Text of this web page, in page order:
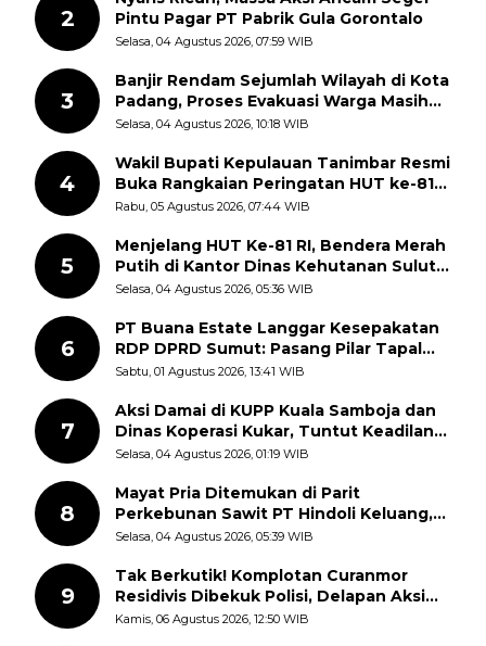
2
Pintu Pagar PT Pabrik Gula Gorontalo
Selasa, 04 Agustus 2026, 07:59 WIB
3
Banjir Rendam Sejumlah Wilayah di Kota
Padang, Proses Evakuasi Warga Masih
Berlangsung
Selasa, 04 Agustus 2026, 10:18 WIB
4
Wakil Bupati Kepulauan Tanimbar Resmi
Buka Rangkaian Peringatan HUT ke-81
Kemerdekaan RI, ASN Diajak Perkuat
Rabu, 05 Agustus 2026, 07:44 WIB
5
Menjelang HUT Ke-81 RI, Bendera Merah
Putih di Kantor Dinas Kehutanan Sulut
Disorot Warga
Selasa, 04 Agustus 2026, 05:36 WIB
6
PT Buana Estate Langgar Kesepakatan
RDP DPRD Sumut: Pasang Pilar Tapal
Batas Sepihak Tanpa Libatkan
Sabtu, 01 Agustus 2026, 13:41 WIB
7
Aksi Damai di KUPP Kuala Samboja dan
Dinas Koperasi Kukar, Tuntut Keadilan
dan Kesempatan Kerja yang Adil
Selasa, 04 Agustus 2026, 01:19 WIB
8
Mayat Pria Ditemukan di Parit
Perkebunan Sawit PT Hindoli Keluang,
Polisi Selidiki Penyebab Kematian
Selasa, 04 Agustus 2026, 05:39 WIB
9
Tak Berkutik! Komplotan Curanmor
Residivis Dibekuk Polisi, Delapan Aksi
Curanmor Di Candipuro Terungkap
Kamis, 06 Agustus 2026, 12:50 WIB